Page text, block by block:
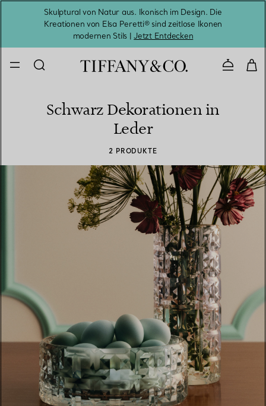
Skulptural von Natur aus. Ikonisch im Design. Die
Kreationen von Elsa Peretti® sind zeitlose Ikonen
modernen Stils |Jetzt Entdecken
Schwarz Dekorationen in
Leder
2 PRODUKTE